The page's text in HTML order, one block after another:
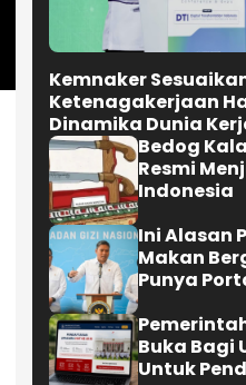
Kemnaker
Ketenagakerjaan
Dinamika Dunia
Bedog
Resmi
Indonesia
Ini Alasan
Makan
Punya
SPPG
Buka Bagi
Untuk